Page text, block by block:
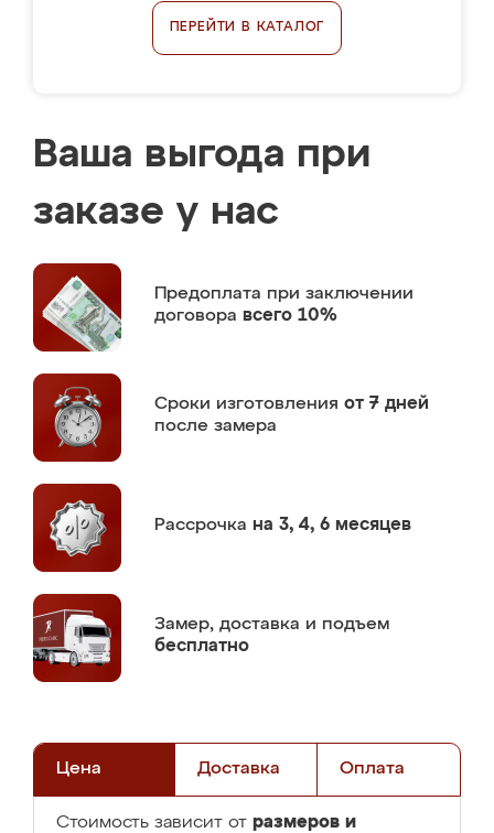
ПЕРЕЙТИ В КАТАЛОГ
Ваша выгода при
заказе у нас
Предоплата при заключении
договора всего 10%
Сроки изготовления от 7 дней
после замера
Рассрочка на 3, 4, 6 месяцев
Замер, доставка и подъем
бесплатно
Цена Доставка Оплата
Стоимость зависит от размеров и